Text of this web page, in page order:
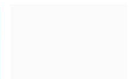
的物流服务，也得到了很多
您有意向选择我们，我们非
。当然，还有很多优秀的